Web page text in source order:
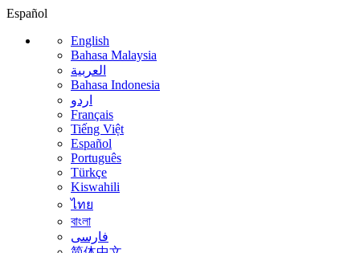
Español
English
Bahasa Malaysia
العربية
Bahasa Indonesia
اردو
Français
Tiếng Việt
Español
Português
Türkçe
Kiswahili
ไทย
বাংলা
فارسی